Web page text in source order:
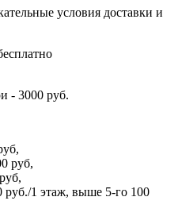
условия доставки и
- 3000 руб.
руб,
руб./1 этаж, выше 5-го 100